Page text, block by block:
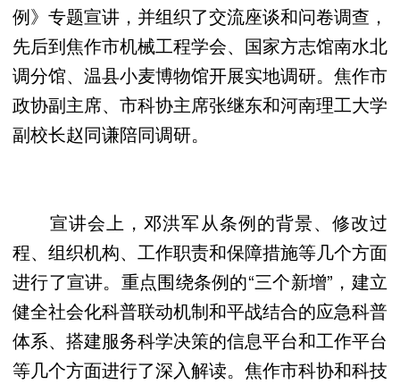
例》专题宣讲，并组织了交流座谈和问卷调查，
先后到焦作市机械工程学会、国家方志馆南水北
调分馆、温县小麦博物馆开展实地调研。焦作市
政协副主席、市科协主席张继东和河南理工大学
副校长赵同谦陪同调研。
宣讲会上，邓洪军从条例的背景、修改过
程、组织机构、工作职责和保障措施等几个方面
进行了宣讲。重点围绕条例的“三个新增”，建立
健全社会化科普联动机制和平战结合的应急科普
体系、搭建服务科学决策的信息平台和工作平台
等几个方面进行了深入解读。焦作市科协和科技